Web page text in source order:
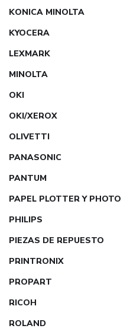
KONICA MINOLTA
KYOCERA
LEXMARK
MINOLTA
OKI
OKI/XEROX
OLIVETTI
PANASONIC
PANTUM
PAPEL PLOTTER Y PHOTO
PHILIPS
PIEZAS DE REPUESTO
PRINTRONIX
PROPART
RICOH
ROLAND